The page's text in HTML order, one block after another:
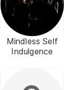
Mindless Self
Indulgence